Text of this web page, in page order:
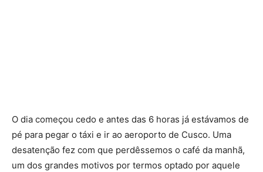
O dia começou cedo e antes das 6 horas já estávamos de
pé para pegar o táxi e ir ao aeroporto de Cusco. Uma
desatenção fez com que perdêssemos o café da manhã,
um dos grandes motivos por termos optado por aquele